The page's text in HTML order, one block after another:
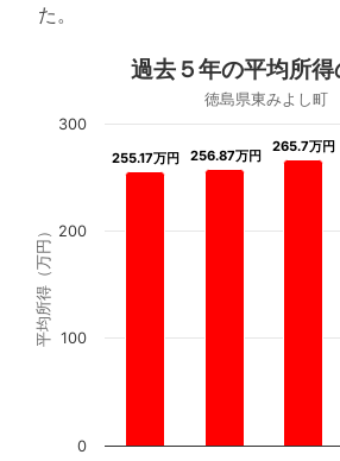
た。
平均所得（万円）
過去５年の平均所
徳島県東みよし町
255.17万円
255.17万円 256.87万円
256.87万円
265.7万円
265.7万円
0
100
200
300